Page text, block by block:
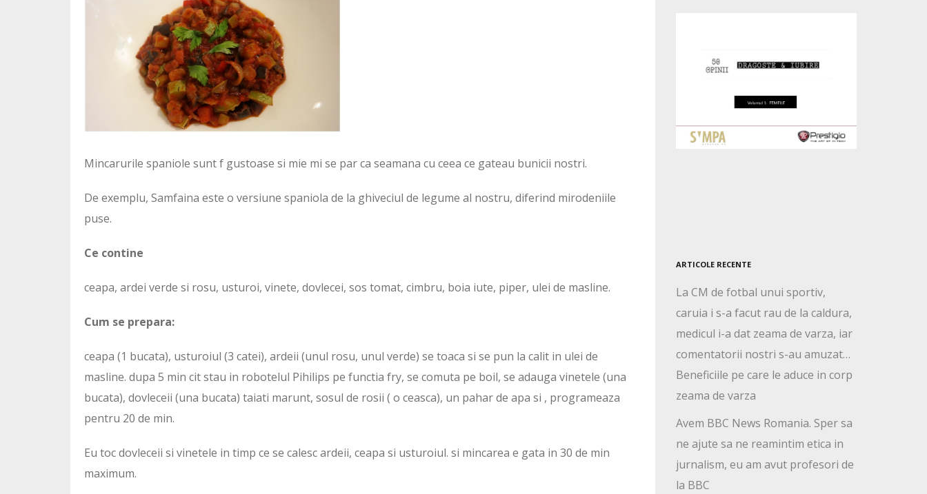
Mincarurile spaniole sunt f gustoase si mie mi se par ca seamana cu ceea ce gateau bunicii nostri.
De exemplu, Samfaina este o versiune spaniola de la ghiveciul de legume al nostru, diferind mirodeniile
puse.
Ce contine
ceapa, ardei verde si rosu, usturoi, vinete, dovlecei, sos tomat, cimbru, boia iute, piper, ulei de masline.
Cum se prepara:
ceapa (1 bucata), usturoiul (3 catei), ardeii (unul rosu, unul verde) se toaca si se pun la calit in ulei de
masline. dupa 5 min cit stau in robotelul Pihilips pe functia fry, se comuta pe boil, se adauga vinetele (una
bucata), dovleceii (una bucata) taiati marunt, sosul de rosii ( o ceasca), un pahar de apa si , programeaza
pentru 20 de min.
Eu toc dovleceii si vinetele in timp ce se calesc ardeii, ceapa si usturoiul. si mincarea e gata in 30 de min
maximum.
ARTICOLE RECENTE
La CM de fotbal unui sportiv,
caruia i s-a facut rau de la caldura,
medicul i-a dat zeama de varza, iar
comentatorii nostri s-au amuzat…
Beneficiile pe care le aduce in corp
zeama de varza
Avem BBC News Romania. Sper sa
ne ajute sa ne reamintim etica in
jurnalism, eu am avut profesori de
la BBC